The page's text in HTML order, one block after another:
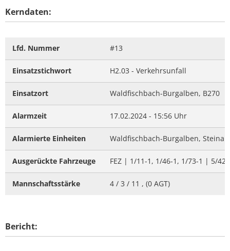
Kerndaten:
Lfd. Nummer #13
Einsatzstichwort H2.03 - Verkehrsunfall
Einsatzort Waldfischbach-Burgalben, B270
Alarmzeit 17.02.2024 - 15:56 Uhr
Alarmierte Einheiten Waldfischbach-Burgalben,
Ausgerückte Fahrzeuge FEZ | 1/11-1, 1/46-1, 1/73-1 | 5/
Mannschaftsstärke 4 / 3 / 11 , (0 AGT)
Bericht: